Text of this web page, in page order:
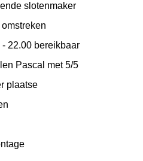
slotenmaker
22.00 bereikbaar
Pascal met 5/5
plaatse